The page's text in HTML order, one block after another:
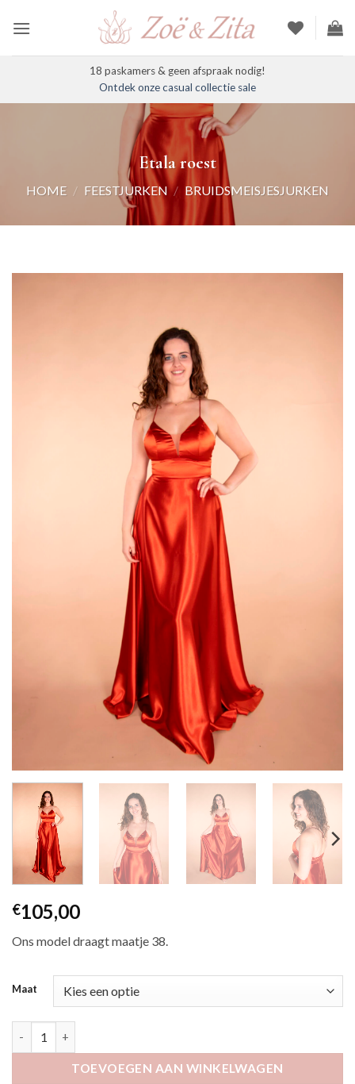
naar
18 paskamers & geen afspraak nodig!
Ontdek onze casual collectie sale
Etala roest
HOME / FEESTJURKEN / BRUIDSMEISJESJURKEN
€105,00
Ons model draagt maatje 38.
Maat
TOEVOEGEN AAN WINKELWAGEN